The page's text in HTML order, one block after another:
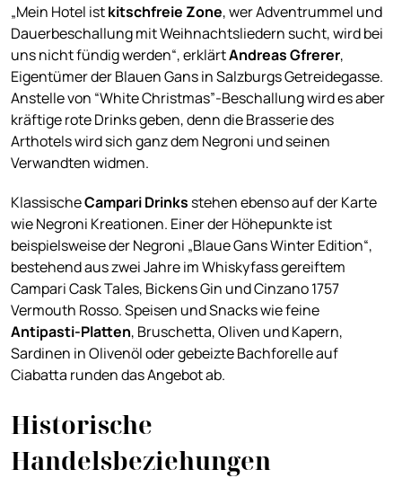
„Mein Hotel istkitschfreie Zone, wer Adventrummel und
Dauerbeschallung mit Weihnachtsliedern sucht, wird bei
uns nicht fündig werden“, erklärtAndreas Gfrerer,
Eigentümer der Blauen Gans in Salzburgs Getreidegasse.
Anstelle von “White Christmas”-Beschallung wird es aber
kräftige rote Drinks geben, denn die Brasserie des
Arthotels wird sich ganz dem Negroni und seinen
Verwandten widmen.
KlassischeCampari Drinks stehen ebenso auf der Karte
wie Negroni Kreationen. Einer der Höhepunkte ist
beispielsweise der Negroni „Blaue Gans Winter Edition“,
bestehend aus zwei Jahre im Whiskyfass gereiftem
Campari Cask Tales, Bickens Gin und Cinzano 1757
Vermouth Rosso. Speisen und Snacks wie feine
Antipasti-Platten, Bruschetta, Oliven und Kapern,
Sardinen in Olivenöl oder gebeizte Bachforelle auf
Ciabatta runden das Angebot ab.
Historische
Handelsbeziehungen